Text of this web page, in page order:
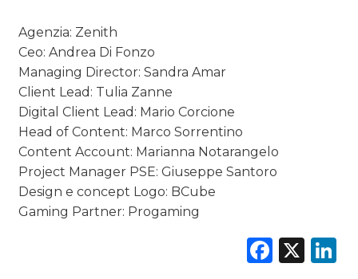
Agenzia: Zenith
Ceo: Andrea Di Fonzo
Managing Director: Sandra Amar
Client Lead: Tulia Zanne
Digital Client Lead: Mario Corcione
Head of Content: Marco Sorrentino
Content Account: Marianna Notarangelo
Project Manager PSE: Giuseppe Santoro
Design e concept Logo: BCube
Gaming Partner: Progaming
X